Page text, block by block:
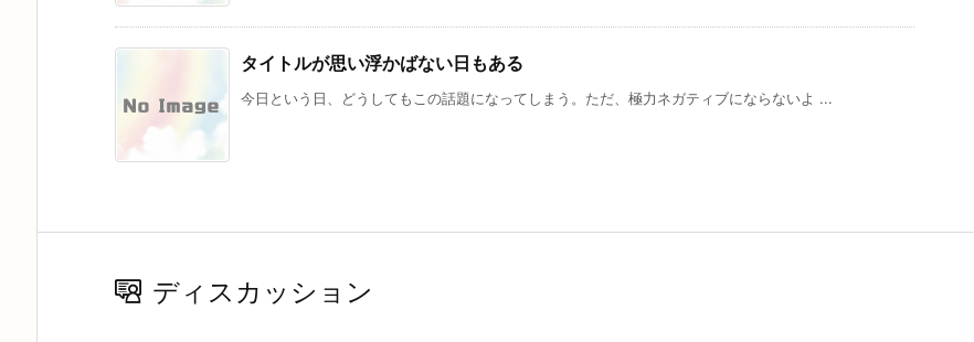
タイトルが思い浮かばない日もある
今日という日、どうしてもこの話題になってしまう。ただ、極力ネガティブにならないよ ...
ディスカッション